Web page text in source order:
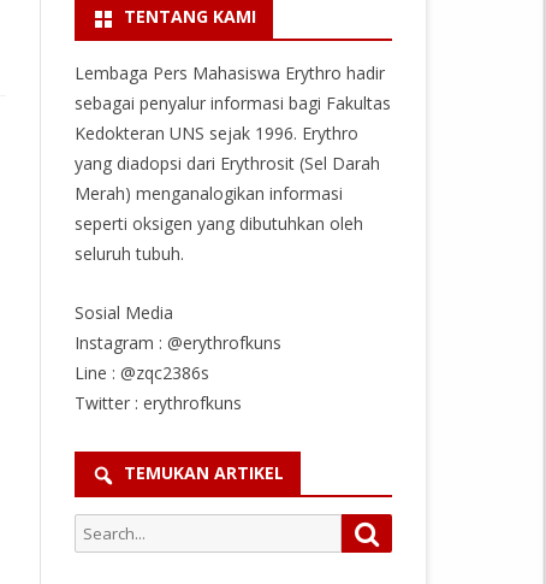
TENTANG KAMI
Lembaga Pers Mahasiswa Erythro hadir
sebagai penyalur informasi bagi Fakultas
Kedokteran UNS sejak 1996. Erythro
yang diadopsi dari Erythrosit (Sel Darah
Merah) menganalogikan informasi
seperti oksigen yang dibutuhkan oleh
seluruh tubuh.
Sosial Media
Instagram : @erythrofkuns
Line : @zqc2386s
Twitter : erythrofkuns
TEMUKAN ARTIKEL
Search
for: